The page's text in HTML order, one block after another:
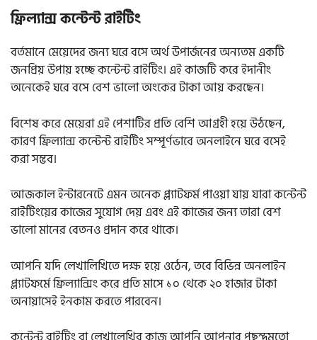
ফ্রিল্যান্স কন্টেন্ট রাইটিং
বর্তমানে মেয়েদের জন্য ঘরে বসে অর্থ উপার্জনের অন্যতম একটি
জনপ্রিয় উপায় হচ্ছে কন্টেন্ট রাইটিং। এই কাজটি করে ইদানীং
অনেকেই ঘরে বসে বেশ ভালো অংকের টাকা আয় করছেন।
বিশেষ করে মেয়েরা এই পেশাটির প্রতি বেশি আগ্রহী হয়ে উঠছেন,
কারণ ফ্রিল্যান্স কন্টেন্ট রাইটিং সম্পূর্ণভাবে অনলাইনে ঘরে বসেই
করা সম্ভব।
আজকাল ইন্টারনেটে এমন অনেক প্ল্যাটফর্ম পাওয়া যায় যারা কন্টেন্ট
রাইটিংয়ের কাজের সুযোগ দেয় এবং এই কাজের জন্য তারা বেশ
ভালো মানের বেতনও প্রদান করে থাকে।
আপনি যদি লেখালিখিতে দক্ষ হয়ে ওঠেন, তবে বিভিন্ন অনলাইন
প্ল্যাটফর্মে ফ্রিল্যান্সিং করে প্রতি মাসে ১০ থেকে ২০ হাজার টাকা
অনায়াসেই ইনকাম করতে পারবেন।